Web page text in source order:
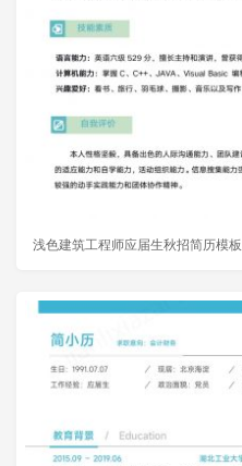
浅色建筑工程师应届生秋招简历模板